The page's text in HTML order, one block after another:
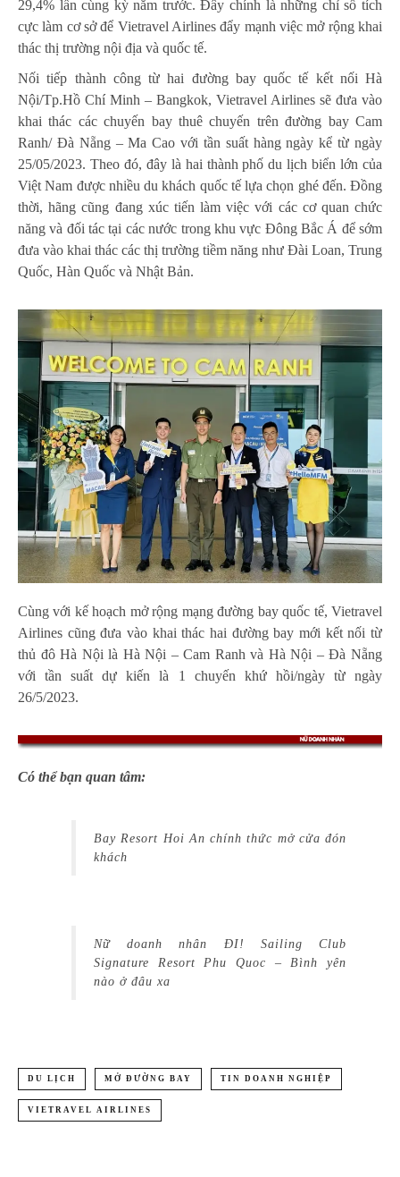
29,4% lần cùng kỳ năm trước. Đây chính là những chỉ số tích
cực làm cơ sở để Vietravel Airlines đẩy mạnh việc mở rộng khai
thác thị trường nội địa và quốc tế.
Nối tiếp thành công từ hai đường bay quốc tế kết nối Hà
Nội/Tp.Hồ Chí Minh – Bangkok, Vietravel Airlines sẽ đưa vào
khai thác các chuyến bay thuê chuyến trên đường bay Cam
Ranh/ Đà Nẵng – Ma Cao với tần suất hàng ngày kể từ ngày
25/05/2023. Theo đó, đây là hai thành phố du lịch biển lớn của
Việt Nam được nhiều du khách quốc tế lựa chọn ghé đến. Đồng
thời, hãng cũng đang xúc tiến làm việc với các cơ quan chức
năng và đối tác tại các nước trong khu vực Đông Bắc Á để sớm
đưa vào khai thác các thị trường tiềm năng như Đài Loan, Trung
Quốc, Hàn Quốc và Nhật Bản.
Cùng với kế hoạch mở rộng mạng đường bay quốc tế, Vietravel
Airlines cũng đưa vào khai thác hai đường bay mới kết nối từ
thủ đô Hà Nội là Hà Nội – Cam Ranh và Hà Nội – Đà Nẵng
với tần suất dự kiến là 1 chuyến khứ hồi/ngày từ ngày
26/5/2023.
Có thể bạn quan tâm:
Bay Resort Hoi An chính thức mở cửa đón
khách
Nữ doanh nhân ĐI! Sailing Club
Signature Resort Phu Quoc – Bình yên
nào ở đâu xa
DU LỊCH MỞ ĐƯỜNG BAY TIN DOANH NGHIỆP
VIETRAVEL AIRLINES